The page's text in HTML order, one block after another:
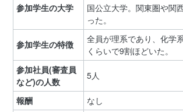
参加学生の大学
国公立大学。関東圏や関
った。
参加学生の特徴
全員が理系であり、化学
くらいで9割ほどいた。
参加社員(審査員
など)の人数
5人
報酬
なし